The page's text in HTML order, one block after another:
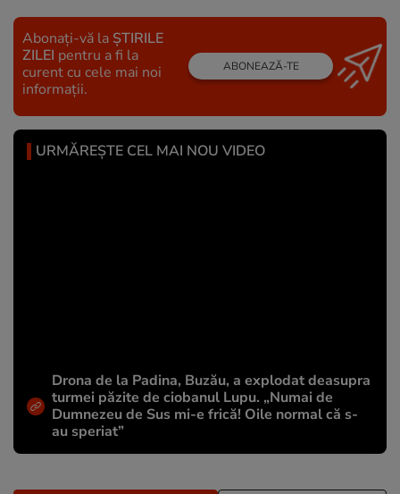
Abonați-vă la ȘTIRILE
ZILEI pentru a fi la
curent cu cele mai noi
informații.
ABONEAZĂ-TE
URMĂREȘTE CEL MAI NOU VIDEO
Drona de la Padina, Buzău, a explodat deasupra
turmei păzite de ciobanul Lupu. „Numai de
Dumnezeu de Sus mi-e frică! Oile normal că s-
au speriat”